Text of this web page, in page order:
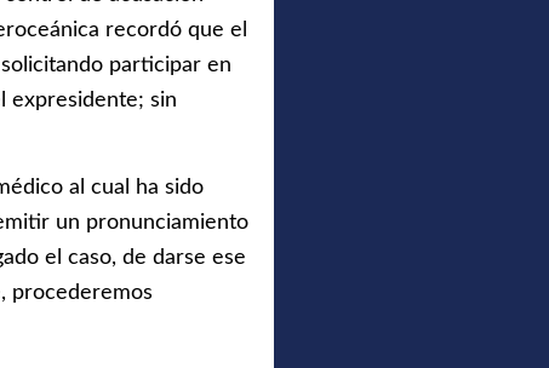
recordó que el
participar en
expresidente; sin
al cual ha sido
un pronunciamiento
el caso, de darse ese
procederemos